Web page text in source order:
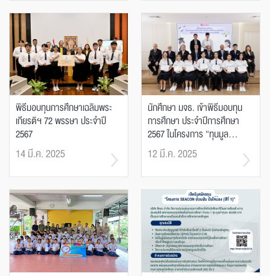
พิธีมอบทุนการศึกษาเฉลิมพระ
เกียรติฯ 72 พรรษา ประจำปี
2567
14 มี.ค. 2025
นักศึกษา มจธ. เข้าพิธีมอบทุน
การศึกษา ประจำปีการศึกษา
2567 ในโครงการ “ทุนมูล...
12 มี.ค. 2025